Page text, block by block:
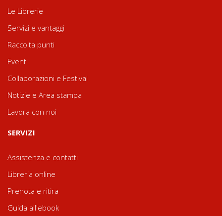
Le Librerie
Servizi e vantaggi
Raccolta punti
Eventi
Collaborazioni e Festival
Notizie e Area stampa
Lavora con noi
SERVIZI
Assistenza e contatti
Libreria online
Prenota e ritira
Guida all'ebook